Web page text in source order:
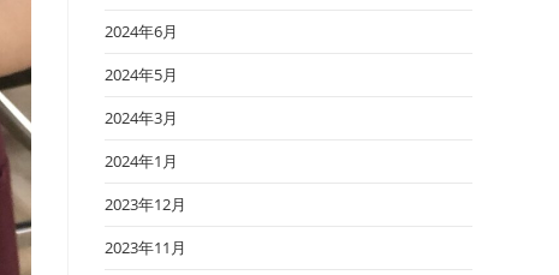
2024年6月
2024年5月
2024年3月
2024年1月
2023年12月
2023年11月